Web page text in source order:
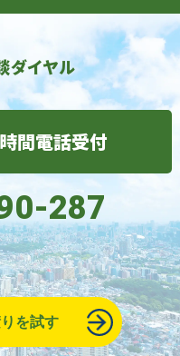
ダイヤル
間電話受付
287
を試す